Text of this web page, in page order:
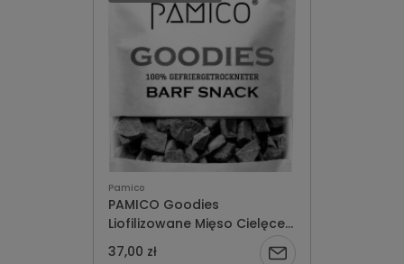
Pamico
PAMICO Goodies
Liofilizowane Mięso Cielęce
50g
37,00 zł
Powiadom